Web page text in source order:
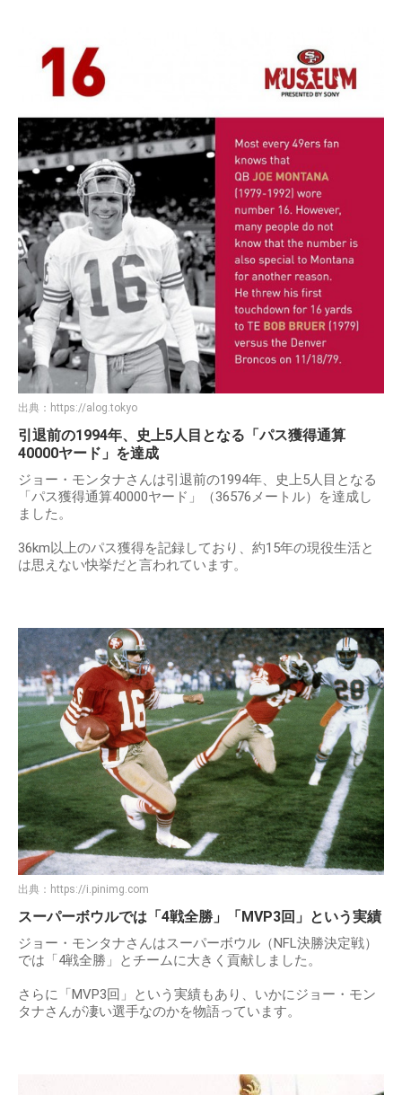
出典：https://www.jiji.com
1995年4月にサンフランシスコで現役引退を発表したジ
ョー・モンタナ
ジョー・モンタナさんの引退についてですが、1995年4月に
サンフランシスコで現役引退を発表しました。
現役時代の背番号16が大きく掲げられ、全米のフットボール
ファンが注目するイベントとなりました。
出典：https://alog.tokyo
引退前の1994年、史上5人目となる「パス獲得通算
40000ヤード」を達成
ジョー・モンタナさんは引退前の1994年、史上5人目となる
「パス獲得通算40000ヤード」（36576メートル）を達成し
ました。
36km以上のパス獲得を記録しており、約15年の現役生活と
は思えない快挙だと言われています。